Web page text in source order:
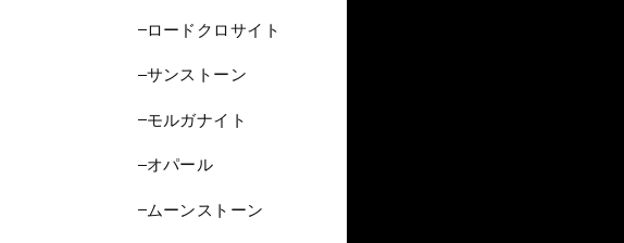
ロードクロサイト
サンストーン
モルガナイト
オパール
ムーンストーン